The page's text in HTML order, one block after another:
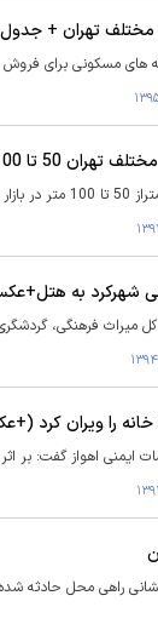
تهران + جدول
مسکونی برای فروش
100 متر+ جدول
شد.
شهرکرد به
کل میراث فرهنگی،
ایمنی اهواز گفت: بر
3 ایستگاه آتش نشانی